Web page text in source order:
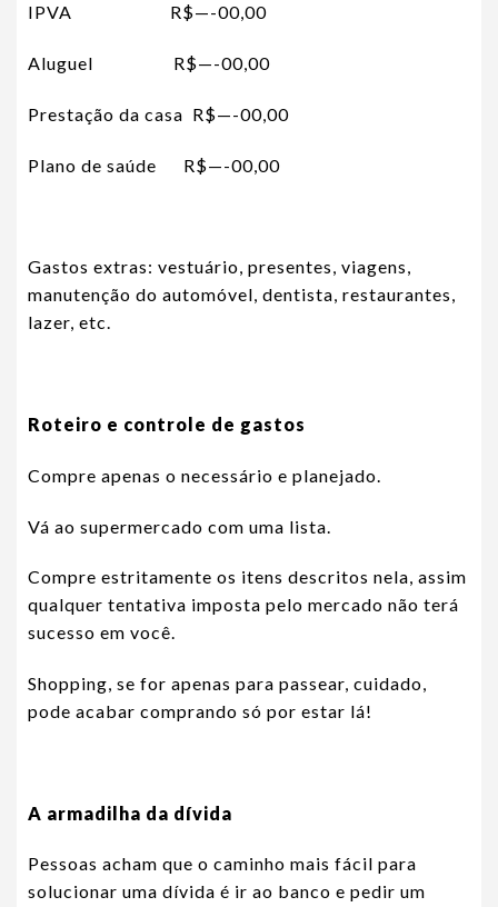
IPVA R$—-00,00
Aluguel R$—-00,00
Prestação da casa R$—-00,00
Plano de saúde R$—-00,00
Gastos extras: vestuário, presentes, viagens,
manutenção do automóvel, dentista, restaurantes,
lazer, etc.
Roteiro e controle de gastos
Compre apenas o necessário e planejado.
Vá ao supermercado com uma lista.
Compre estritamente os itens descritos nela, assim
qualquer tentativa imposta pelo mercado não terá
sucesso em você.
Shopping, se for apenas para passear, cuidado,
pode acabar comprando só por estar lá!
A armadilha da dívida
Pessoas acham que o caminho mais fácil para
solucionar uma dívida é ir ao banco e pedir um